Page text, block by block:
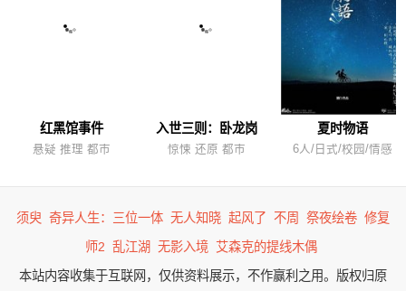
红黑馆事件
悬疑 推理 都市
入世三则：卧龙岗
惊悚 还原 都市
夏时物语
6人/日式/校园/情感
须臾 奇异人生：三位一体 无人知晓 起风了 不周 祭夜绘卷 修复
师2 乱江湖 无影入境 艾森克的提线木偶
本站内容收集于互联网，仅供资料展示，不作赢利之用。版权归原